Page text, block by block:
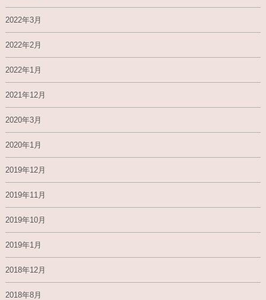
2022年3月
2022年2月
2022年1月
2021年12月
2020年3月
2020年1月
2019年12月
2019年11月
2019年10月
2019年1月
2018年12月
2018年8月